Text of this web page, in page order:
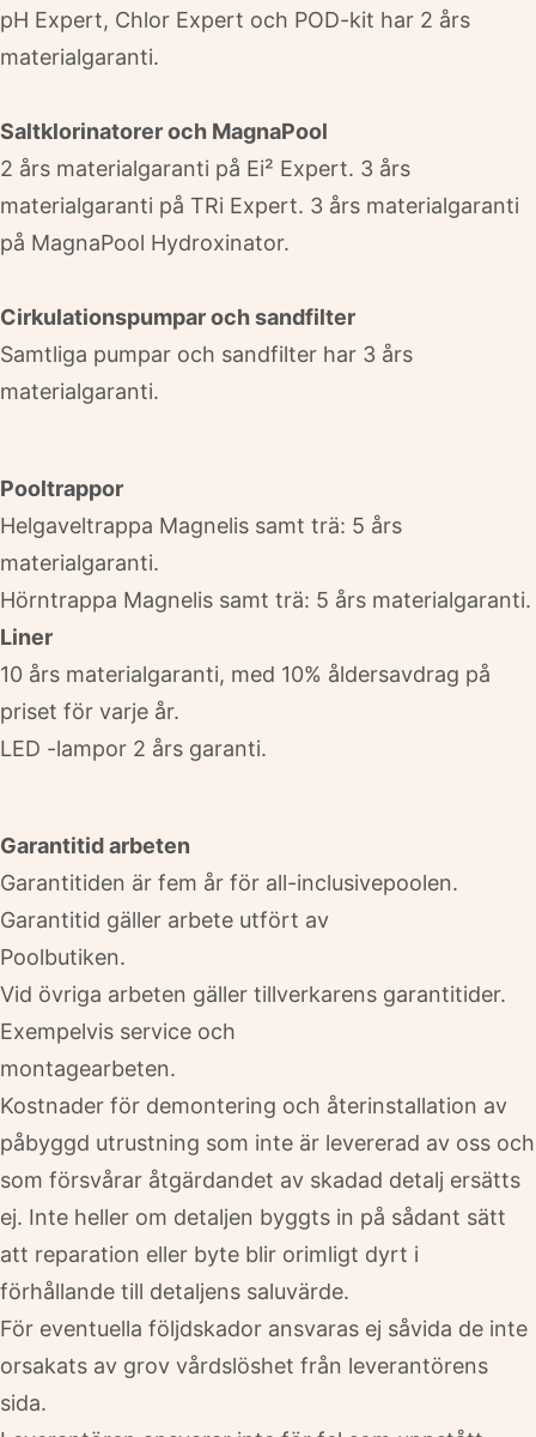
pH Expert, Chlor Expert och POD-kit har 2 års
materialgaranti.
Saltklorinatorer och MagnaPool
2 års materialgaranti på Ei² Expert. 3 års
materialgaranti på TRi Expert. 3 års materialgaranti
på MagnaPool Hydroxinator.
Cirkulationspumpar och sandfilter
Samtliga pumpar och sandfilter har 3 års
materialgaranti.
Pooltrappor
Helgaveltrappa Magnelis samt trä: 5 års
materialgaranti.
Hörntrappa Magnelis samt trä: 5 års materialgaranti.
Liner
10 års materialgaranti, med 10% åldersavdrag på
priset för varje år.
LED -lampor 2 års garanti.
Garantitid arbeten
Garantitiden är fem år för all-inclusivepoolen.
Garantitid gäller arbete utfört av
Poolbutiken.
Vid övriga arbeten gäller tillverkarens garantitider.
Exempelvis service och
montagearbeten.
Kostnader för demontering och återinstallation av
påbyggd utrustning som inte är levererad av oss och
som försvårar åtgärdandet av skadad detalj ersätts
ej. Inte heller om detaljen byggts in på sådant sätt
att reparation eller byte blir orimligt dyrt i
förhållande till detaljens saluvärde.
För eventuella följdskador ansvaras ej såvida de inte
orsakats av grov vårdslöshet från leverantörens
sida.